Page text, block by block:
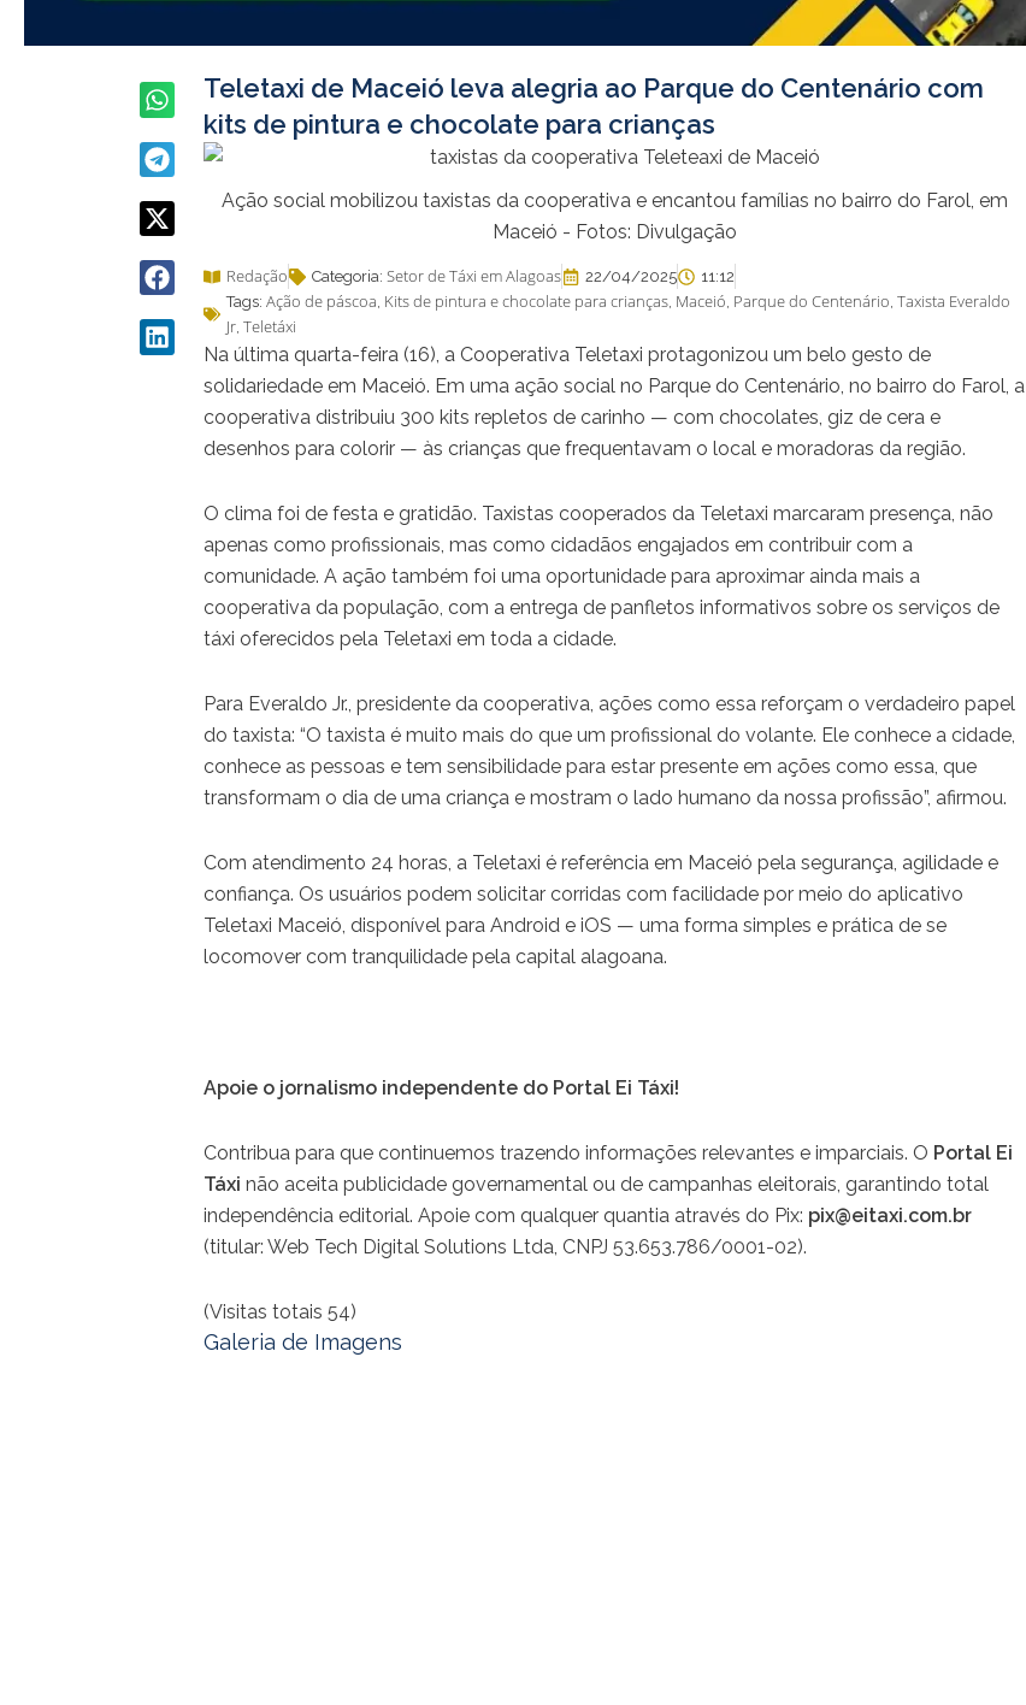
Teletaxi de Maceió leva alegria ao Parque do Centenário com
kits de pintura e chocolate para crianças
Ação social mobilizou taxistas da cooperativa e encantou famílias no bairro do Farol, em
Maceió - Fotos: Divulgação
Redação Categoria: Setor de Táxi em Alagoas 22/04/2025
11:12
Tags: Ação de páscoa, Kits de pintura e chocolate para crianças, Maceió, Parque do Centenário, Taxista Everaldo
Jr, Teletáxi
Na última quarta-feira (16), a Cooperativa Teletaxi protagonizou um belo gesto de
solidariedade em Maceió. Em uma ação social no Parque do Centenário, no bairro do Farol, a
cooperativa distribuiu 300 kits repletos de carinho — com chocolates, giz de cera e
desenhos para colorir — às crianças que frequentavam o local e moradoras da região.
O clima foi de festa e gratidão. Taxistas cooperados da Teletaxi marcaram presença, não
apenas como profissionais, mas como cidadãos engajados em contribuir com a
comunidade. A ação também foi uma oportunidade para aproximar ainda mais a
cooperativa da população, com a entrega de panfletos informativos sobre os serviços de
táxi oferecidos pela Teletaxi em toda a cidade.
Para Everaldo Jr., presidente da cooperativa, ações como essa reforçam o verdadeiro papel
do taxista: “O taxista é muito mais do que um profissional do volante. Ele conhece a cidade,
conhece as pessoas e tem sensibilidade para estar presente em ações como essa, que
transformam o dia de uma criança e mostram o lado humano da nossa profissão”, afirmou.
Com atendimento 24 horas, a Teletaxi é referência em Maceió pela segurança, agilidade e
confiança. Os usuários podem solicitar corridas com facilidade por meio do aplicativo
Teletaxi Maceió, disponível para Android e iOS — uma forma simples e prática de se
locomover com tranquilidade pela capital alagoana.
Apoie o jornalismo independente do Portal Ei Táxi!
Contribua para que continuemos trazendo informações relevantes e imparciais. O Portal Ei
Táxi não aceita publicidade governamental ou de campanhas eleitorais, garantindo total
independência editorial. Apoie com qualquer quantia através do Pix: pix@eitaxi.com.br
(titular: Web Tech Digital Solutions Ltda, CNPJ 53.653.786/0001-02).
(Visitas totais 54)
Galeria de Imagens